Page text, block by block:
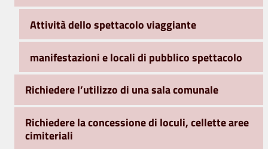
Attività dello spettacolo viaggiante
manifestazioni e locali di pubblico spettacolo
Richiedere l’utilizzo di una sala comunale
Richiedere la concessione di loculi, cellette aree
cimiteriali